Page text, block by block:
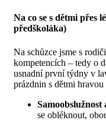
Na co se s dětmi přes
předškoláka)
Na schůzce jsme s
kompetencích – tedy o
usnadní první týdny v
prázdnin s dětmi
Samoobslužnost
se obléknout,